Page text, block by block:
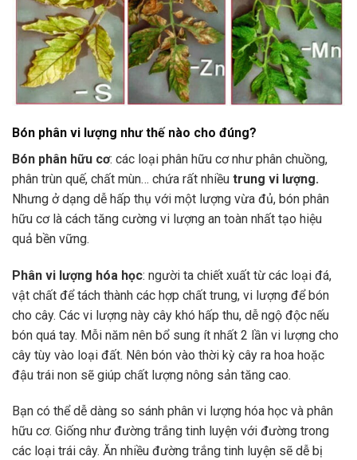
Bón phân vi lượng như thế nào cho đúng?
Bón phân hữu cơ: các loại phân hữu cơ như phân chuồng,
phân trùn quế, chất mùn… chứa rất nhiều trung vi lượng.
Nhưng ở dạng dễ hấp thụ với một lượng vừa đủ, bón phân
hữu cơ là cách tăng cường vi lượng an toàn nhất tạo hiệu
quả bền vững.
Phân vi lượng hóa học: người ta chiết xuất từ các loại đá,
vật chất để tách thành các hợp chất trung, vi lượng để bón
cho cây. Các vi lượng này cây khó hấp thu, dễ ngộ độc nếu
bón quá tay. Mỗi năm nên bổ sung ít nhất 2 lần vi lượng cho
cây tùy vào loại đất. Nên bón vào thời kỳ cây ra hoa hoặc
đậu trái non sẽ giúp chất lượng nông sản tăng cao.
Bạn có thể dễ dàng so sánh phân vi lượng hóa học và phân
hữu cơ. Giống như đường trắng tinh luyện với đường trong
các loại trái cây. Ăn nhiều đường trắng tinh luyện sẽ dễ bị